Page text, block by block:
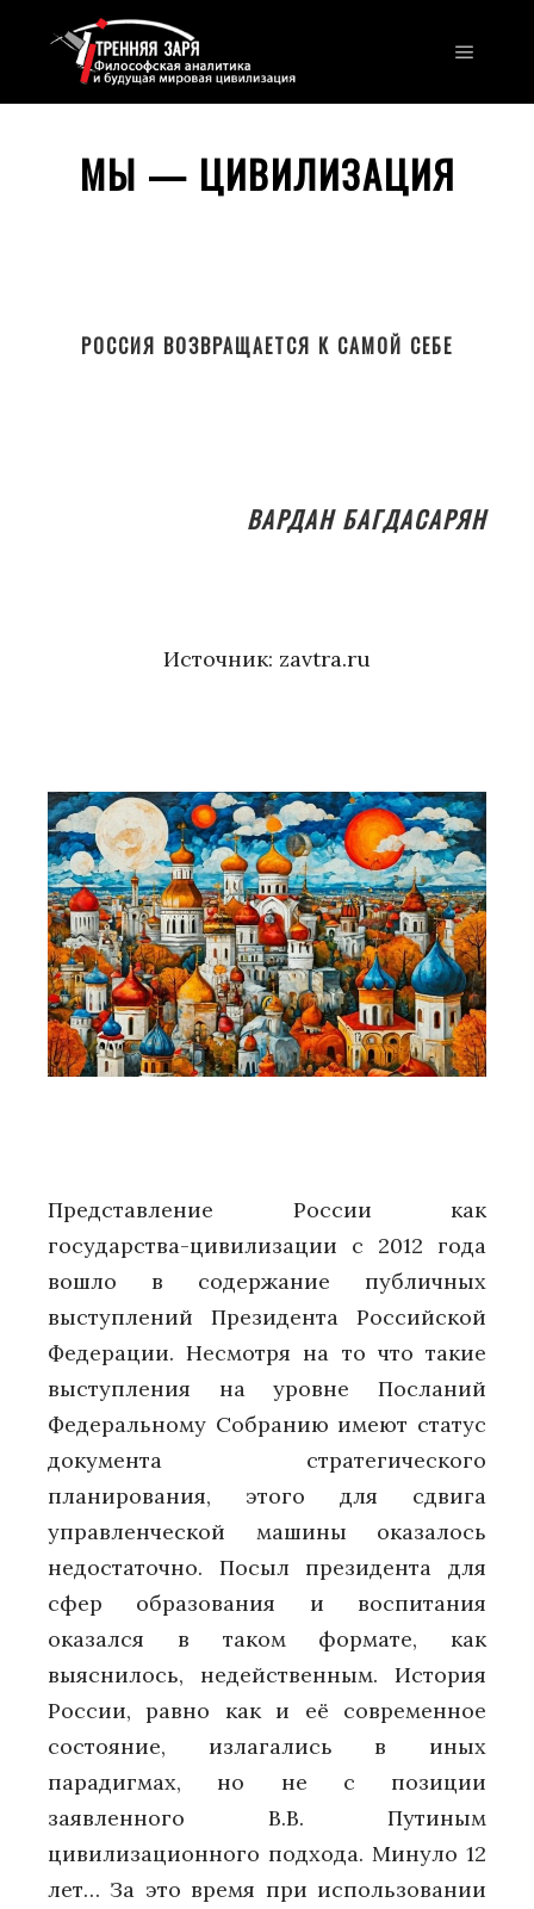
МЫ — ЦИВИЛИЗАЦИЯ
РОССИЯ ВОЗВРАЩАЕТСЯ К САМОЙ СЕБЕ
ВАРДАН БАГДАСАРЯН
Источник: zavtra.ru
Представление России как
государства-цивилизации с 2012 года
вошло в содержание публичных
выступлений Президента Российской
Федерации. Несмотря на то что такие
выступления на уровне Посланий
Федеральному Собранию имеют статус
документа стратегического
планирования, этого для сдвига
управленческой машины оказалось
недостаточно. Посыл президента для
сфер образования и воспитания
оказался в таком формате, как
выяснилось, недейственным. История
России, равно как и её современное
состояние, излагались в иных
парадигмах, но не с позиции
заявленного В.В. Путиным
цивилизационного подхода. Минуло 12
лет… За это время при использовании